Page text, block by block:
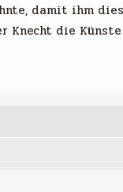
damit ihm
die